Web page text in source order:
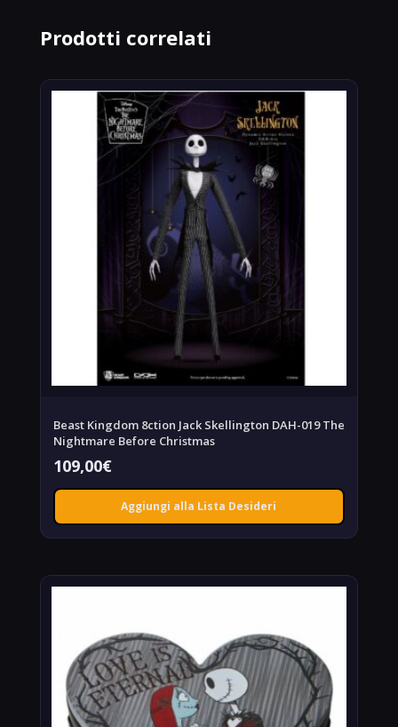
Prodotti correlati
Beast Kingdom 8ction Jack Skellington DAH-019 The
Nightmare Before Christmas
109,00€
Aggiungi alla Lista Desideri